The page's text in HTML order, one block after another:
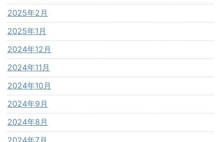
2025年2月
2025年1月
2024年12月
2024年11月
2024年10月
2024年9月
2024年8月
2024年7月